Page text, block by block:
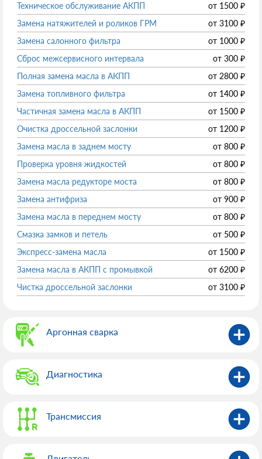
Техническое обслуживание АКПП
от 1500 ₽
Замена натяжителей и роликов ГРМ
от 3100 ₽
Замена салонного фильтра
от 1000 ₽
Сброс межсервисного интервала
от 300 ₽
Полная замена масла в АКПП
от 2800 ₽
Замена топливного фильтра
от 1400 ₽
Частичная замена масла в АКПП
от 1500 ₽
Очистка дроссельной заслонки
от 1200 ₽
Замена масла в заднем мосту
от 800 ₽
Проверка уровня жидкостей
от 800 ₽
Замена масла редукторе моста
от 800 ₽
Замена антифриза
от 900 ₽
Замена масла в переднем мосту
от 800 ₽
Смазка замков и петель
от 500 ₽
Экспресс-замена масла
от 1500 ₽
Замена масла в АКПП с промывкой
от 6200 ₽
Чистка дроссельной заслонки
от 3100 ₽
Аргонная сварка
Диагностика
Трансмиссия